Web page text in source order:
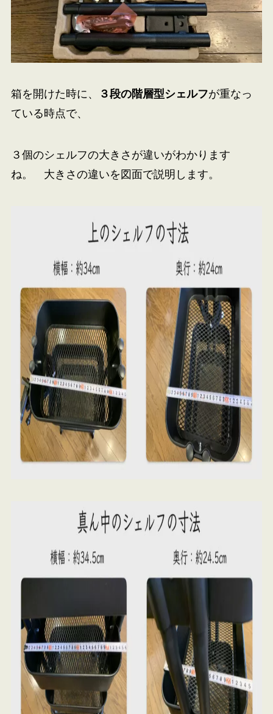
箱を開けた時に、 ３段の階層型シェルフが重なっ
ている時点で、
３個のシェルフの大きさが違いがわかります
ね。 大きさの違いを図面で説明します。